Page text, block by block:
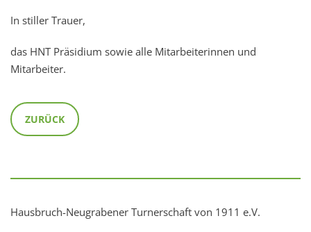
In stiller Trauer,
das HNT Präsidium sowie alle Mitarbeiterinnen und
Mitarbeiter.
ZURÜCK
Hausbruch-Neugrabener Turnerschaft von 1911 e.V.